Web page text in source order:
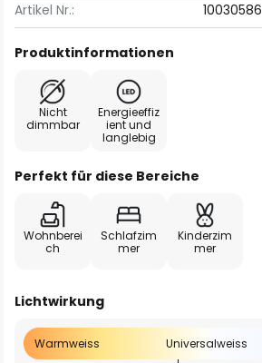
Artikel Nr.:
10030586
Produktinformationen
Nicht
dimmbar
Energieeffiz
ient und
langlebig
Perfekt für diese Bereiche
Wohnberei
ch
Schlafzim
mer
Kinderzim
mer
Lichtwirkung
Warmweiss Universalweiss